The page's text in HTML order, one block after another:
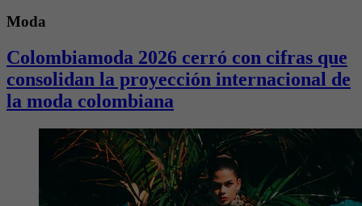
Moda
Colombiamoda 2026 cerró con cifras que
consolidan la proyección internacional de
la moda colombiana